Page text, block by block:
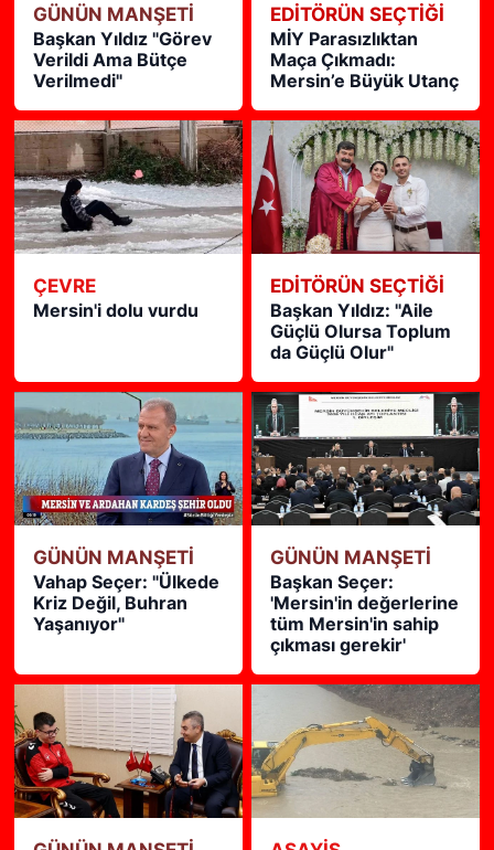
GÜNÜN MANŞETİ
Başkan Yıldız "Görev
Verildi Ama Bütçe
Verilmedi"
EDITÖRÜN SEÇTIĞI
MİY Parasızlıktan
Maça Çıkmadı:
Mersin’e Büyük Utanç
ÇEVRE
Mersin'i dolu vurdu
EDITÖRÜN SEÇTIĞI
Başkan Yıldız: "Aile
Güçlü Olursa Toplum
da Güçlü Olur"
GÜNÜN MANŞETİ
Vahap Seçer: "Ülkede
Kriz Değil, Buhran
Yaşanıyor"
GÜNÜN MANŞETİ
Başkan Seçer:
'Mersin'in değerlerine
tüm Mersin'in sahip
çıkması gerekir'